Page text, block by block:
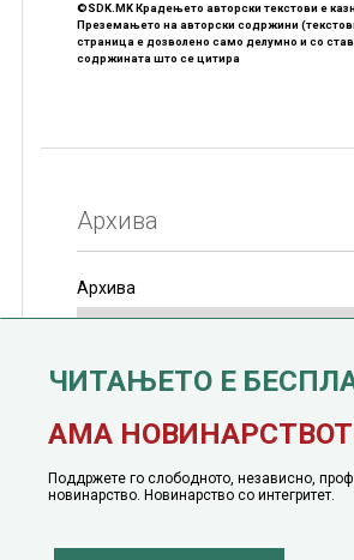
©SDK.MK Крадењето авторски текстови е
Преземањето на авторски содржини
страница е дозволено само делумно и со
содржината што се цитира
Архива
Архива
јануари, 1991 година
ЧИТАЊЕТО Е
АМА
Поддржете го слободното, независно,
новинарство. Новинарство со интегритет.